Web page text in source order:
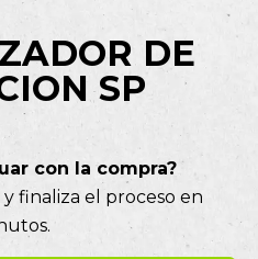
DE
SP
con la compra?
finaliza el proceso en